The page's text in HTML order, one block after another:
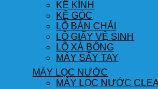
KỆ KÍNH
KỆ GÓC
LÔ BÀN CHẢI
LÔ GIẤY VỆ SINH
LÔ XÀ BÔNG
MÁY SẤY TAY
MÁY LỌC NƯỚC
MÁY LỌC NƯỚC